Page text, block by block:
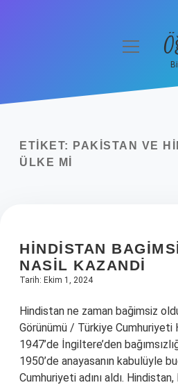
Yasal Uyarı
menüyü
ETIKET:
PAKISTAN VE
ÜLKE MI
HINDISTAN
NASIL KAZANDI
Tarih: Ekim 1, 2024
Hindistan ne zaman bağimsiz
Görünümü / Türkiye
1947’de İngiltere’den
1950’de anayasanın kabulüyle
Cumhuriyeti adını aldı.